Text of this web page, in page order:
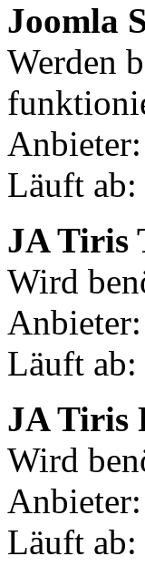
Joomla
Werden
Läuft ab:
JA Tiris
Wird
Läuft ab:
JA Tiris
Wird
Läuft ab: